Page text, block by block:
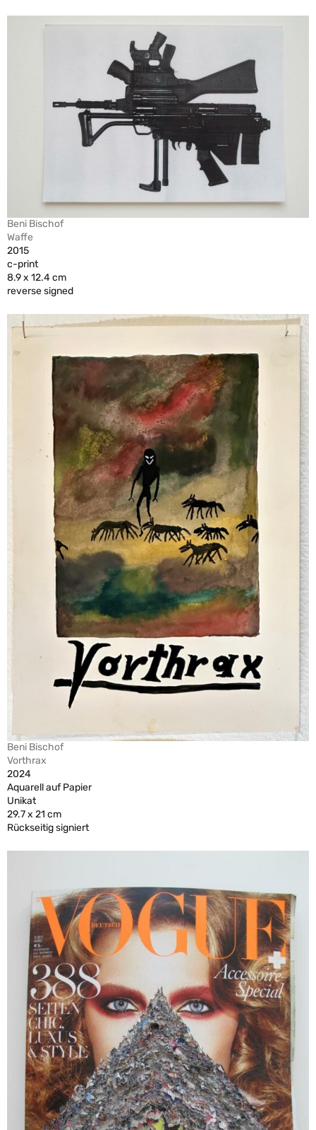
Beni Bischof
Waffe
2015
c-print
8.9 x 12.4 cm
reverse signed
Beni Bischof
Vorthrax
2024
Aquarell auf Papier
Unikat
29.7 x 21 cm
Rückseitig signiert